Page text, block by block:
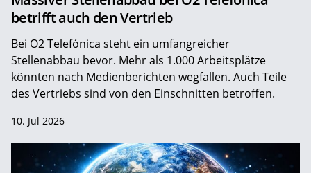
betrifft auch den Vertrieb
Bei O2 Telefónica steht ein umfangreicher
Stellenabbau bevor. Mehr als 1.000 Arbeitsplätze
könnten nach Medienberichten wegfallen. Auch Teile
des Vertriebs sind von den Einschnitten betroffen.
10. Jul 2026